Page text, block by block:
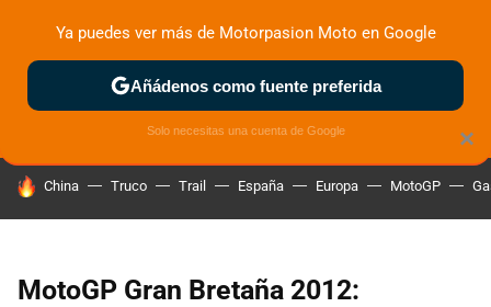
ZONA DE PRUEBAS DEPORTIVAS MOTOS ELÉCTRICAS
HOY SE HABLA DE
China Truco Trail España Europa MotoGP
MotoGP Gran Bretaña 2012:
×
Ya puedes ver más de Motorpasion Moto en Google
Añádenos como fuente preferida
Solo necesitas una cuenta de Google